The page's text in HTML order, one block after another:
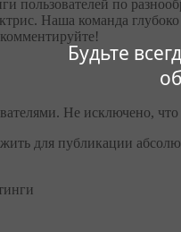
Будьте
пользователей по
Наша команда
Не исключено,
для публикации